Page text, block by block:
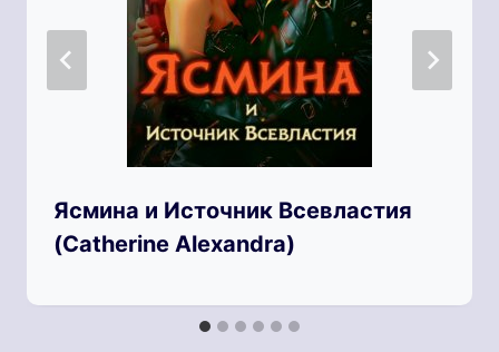
Ясмина и Источник Всевластия
(Catherine Alexandra)